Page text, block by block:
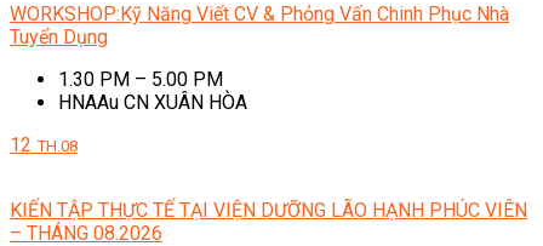
WORKSHOP:Kỹ Năng Viết CV & Phỏng Vấn Chinh Phục Nhà
Tuyển Dụng
1.30 PM – 5.00 PM
HNAAu CN XUÂN HÒA
12 TH.08
KIẾN TẬP THỰC TẾ TẠI VIỆN DƯỠNG LÃO HẠNH PHÚC VIÊN
– THÁNG 08.2026